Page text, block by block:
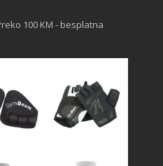
100 KM - besplatna